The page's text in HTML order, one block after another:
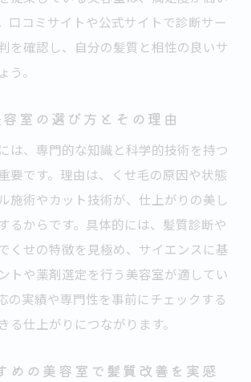
口コミサイトや公式サイトで診断サー
を確認し、自分の髪質と相性の良いサ
う。
室の選び方とその理由
は、専門的な知識と科学的技術を持つ
要です。理由は、くせ毛の原因や状態
施術やカット技術が、仕上がりの美し
るからです。具体的には、髪質診断や
くせの特徴を見極め、サイエンスに基
トや薬剤選定を行う美容室が適してい
の実績や専門性を事前にチェックする
る仕上がりにつながります。
めの美容室で髪質改善を実感